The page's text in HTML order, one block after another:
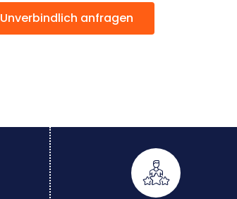
Unverbindlich anfragen